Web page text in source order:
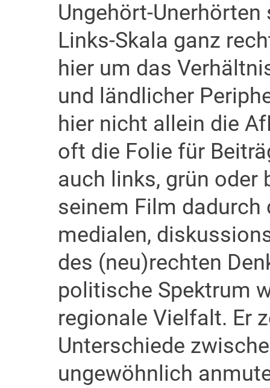
Ungehört-
Links-Skala ganz
hier um das
und ländlicher
hier nicht allein die
oft die Folie für
auch links, grün oder
seinem Film dadurch
medialen,
des (neu)rechten
politische Spektrum
regionale Vielfalt. Er
Unterschiede
ungewöhnlich